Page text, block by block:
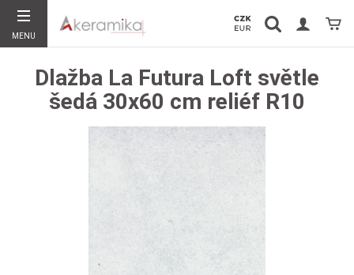
MENU
Vyhledávání Košík
Dlažba La Futura Loft světle
šedá 30x60 cm reliéf R10